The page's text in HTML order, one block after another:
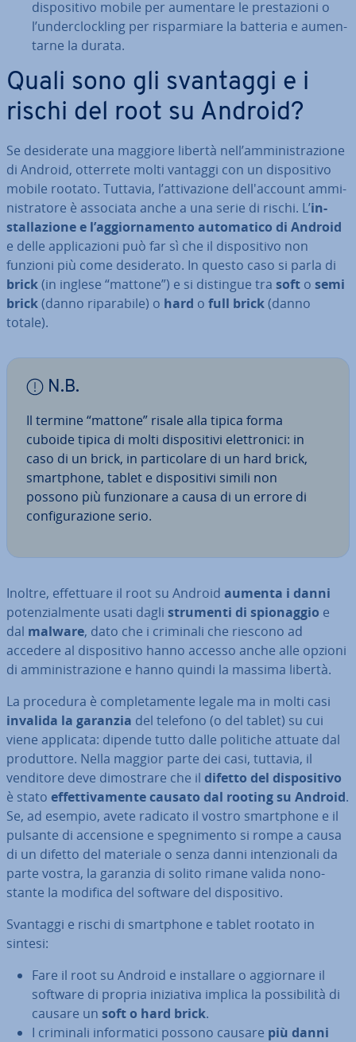
di­spo­si­ti­vo mobile per aumentare le pre­sta­zio­ni o
l’un­der­cloc­kling per ri­spar­mia­re la batteria e au­men­
tar­ne la durata.
Quali sono gli svantaggi e i
rischi del root su Android?
Se de­si­de­ra­te una maggiore libertà nell’am­mi­ni­stra­zio­ne
di Android, otterrete molti vantaggi con un di­spo­si­ti­vo
mobile rootato. Tuttavia, l’at­ti­va­zio­ne del­l'ac­count am­mi­
ni­stra­to­re è associata anche a una serie di rischi. L’in­
stal­la­zio­ne e l’ag­gior­na­men­to au­to­ma­ti­co di Android
e delle ap­pli­ca­zio­ni può far sì che il di­spo­si­ti­vo non
funzioni più come de­si­de­ra­to. In questo caso si parla di
brick(in inglese “mattone”) e si distingue tra soft o semi
brick(danno ri­pa­ra­bi­le) o hard o full brick(danno
totale).
N.B.
Il termine “mattone” risale alla tipica forma
cuboide tipica di molti di­spo­si­ti­vi elet­tro­ni­ci: in
caso di un brick, in par­ti­co­la­re di un hard brick,
smart­pho­ne, tablet e di­spo­si­ti­vi simili non
possono più fun­zio­na­re a causa di un errore di
con­fi­gu­ra­zio­ne serio.
Inoltre, ef­fet­tua­re il root su Android aumenta i danni
po­ten­zial­men­te usati dagli strumenti di spio­nag­gio e
dal malware, dato che i criminali che riescono ad
accedere al di­spo­si­ti­vo hanno accesso anche alle opzioni
di am­mi­ni­stra­zio­ne e hanno quindi la massima libertà.
La procedura è com­ple­ta­men­te legale ma in molti casi
invalida la garanzia del telefono (o del tablet) su cui
viene applicata: dipende tutto dalle politiche attuate dal
pro­dut­to­re. Nella maggior parte dei casi, tuttavia, il
venditore deve di­mo­stra­re che il difetto del di­spo­si­ti­vo
è stato ef­fet­ti­va­men­te causato dal rooting su Android.
Se, ad esempio, avete radicato il vostro smart­pho­ne e il
pulsante di ac­cen­sio­ne e spe­gni­men­to si rompe a causa
di un difetto del materiale o senza danni in­ten­zio­na­li da
parte vostra, la garanzia di solito rimane valida no­no­
stan­te la modifica del software del di­spo­si­ti­vo.
Svantaggi e rischi di smart­pho­ne e tablet rootato in
sintesi:
Fare il root su Android e in­stal­la­re o ag­gior­na­re il
software di propria ini­zia­ti­va implica la pos­si­bi­li­tà di
causare un soft o hard brick.
I criminali in­for­ma­ti­ci possono causare più danni